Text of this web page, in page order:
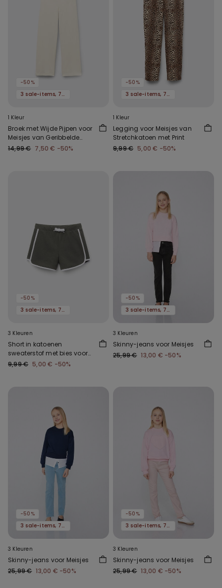
-50%
3 sale-items, 70% korting
1 Kleur
Broek met Wijde Pijpen voor
Meisjes van Geribbelde
Katoen
14,99 € 7,50 € -50%
-50%
3 sale-items, 70% korting
1 Kleur
Legging voor Meisjes van
Stretchkatoen met Print
9,99 € 5,00 € -50%
-50%
3 sale-items, 70% korting
3 Kleuren
Short in katoenen
sweaterstof met bies voor
meisjes
9,99 € 5,00 € -50%
-50%
3 sale-items, 70% korting
3 Kleuren
Skinny-jeans voor Meisjes
25,99 € 13,00 € -50%
-50%
3 sale-items, 70% korting
3 Kleuren
Skinny-jeans voor Meisjes
25,99 € 13,00 € -50%
-50%
3 sale-items, 70% korting
3 Kleuren
Skinny-jeans voor Meisjes
25,99 € 13,00 € -50%